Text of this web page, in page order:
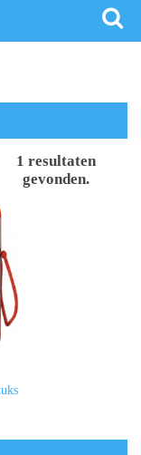
1 resultaten
gevonden.